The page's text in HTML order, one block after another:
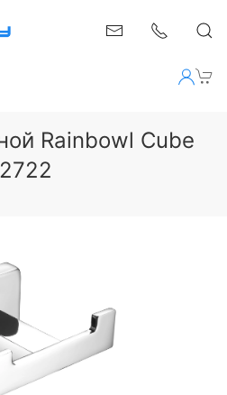
Rainbowl Cube
2722